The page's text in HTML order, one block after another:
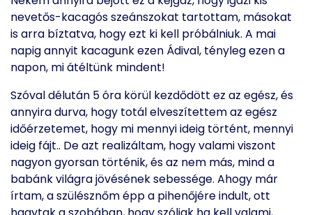
nevetős-kacagós szeánszokat tartottam, másokat
is arra bíztatva, hogy ezt ki kell próbálniuk. A mai
napig annyit kacagunk ezen Ádival, tényleg ezen a
napon, mi átéltünk mindent!
Szóval délután 5 óra körül kezdődött ez az egész, és
annyira durva, hogy totál elveszítettem az egész
időérzetemet, hogy mi mennyi ideig történt, mennyi
ideig fájt.. De azt realizáltam, hogy valami viszont
nagyon gyorsan történik, és az nem más, mind a
babánk világra jövésének sebessége. Ahogy már
írtam, a szülésznőm épp a pihenőjére indult, ott